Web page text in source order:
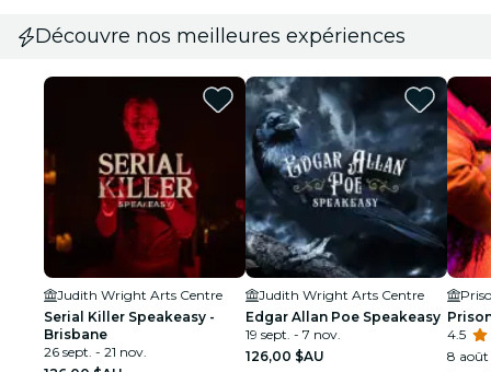
Découvre nos meilleures expériences
Judith Wright Arts Centre
Serial Killer Speakeasy -
Brisbane
26 sept. - 21 nov.
Judith Wright Arts Centre
Edgar Allan Poe Speakeasy
19 sept. - 7 nov.
126,00 $AU
4.5
8 août